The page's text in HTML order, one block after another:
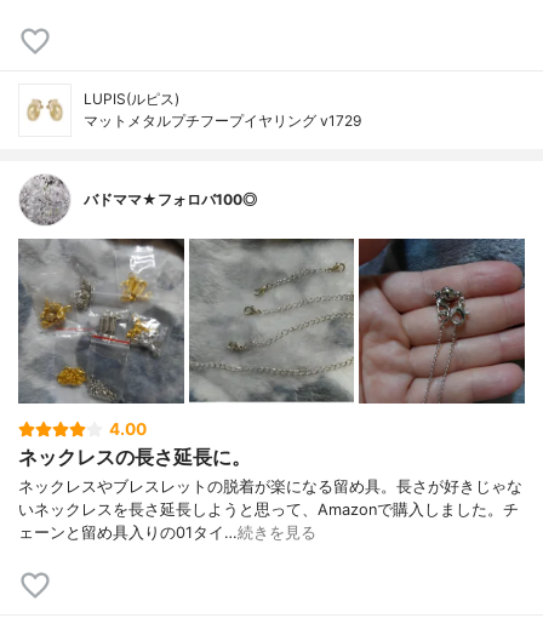
LUPIS(ルピス)
マットメタルプチフープイヤリング v1729
バドママ★フォロバ100◎
4.00
ネックレスの長さ延長に。
ネックレスやブレスレットの脱着が楽になる留め具。長さが好きじゃな
いネックレスを長さ延長しようと思って、Amazonで購入しました。チ
ェーンと留め具入りの01タイ…続きを見る